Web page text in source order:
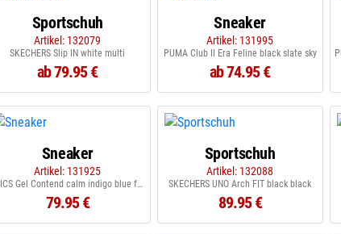
Sportschuh
Artikel: 132079
SKECHERS Slip IN white multi
ab 79.95 €
Sneaker
Artikel: 131995
PUMA Club II Era Feline black slate sky
ab 74.95 €
Sneaker
Artikel: 131925
ASICS Gel Contend calm indigo blue fade
79.95 €
Sportschuh
Artikel: 132088
SKECHERS UNO Arch FIT black black
89.95 €